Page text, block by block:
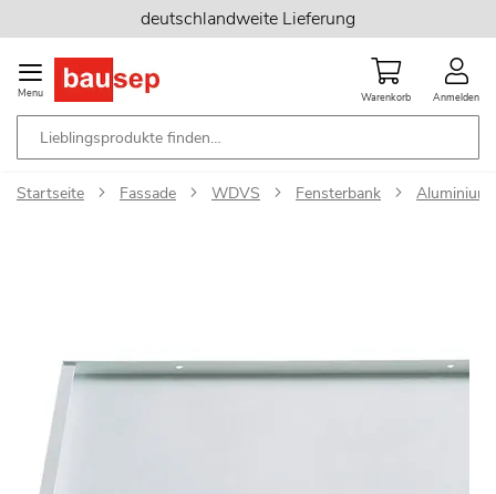
Inhalt
springen
deutschlandweite Lieferung
Menu Warenkorb Anmelden
Startseite Fassade WDVS Fensterbank